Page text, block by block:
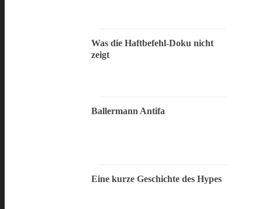
Was die Haftbefehl-Doku nicht
zeigt
Ballermann Antifa
Eine kurze Geschichte des Hypes